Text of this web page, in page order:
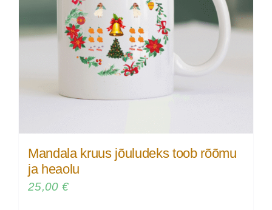
Mandala kruus jõuludeks toob rõõmu
ja heaolu
25,00 €